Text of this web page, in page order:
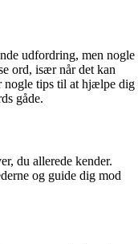
udfordring, men nogle
ord, især når det kan
nogle tips til at hjælpe dig
gåde.
du allerede kender.
og guide dig mod